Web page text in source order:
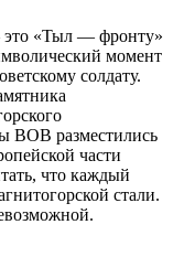
«Тыл — фронту»
момент
солдату.
ВОВ разместились
части
что каждый
стали.